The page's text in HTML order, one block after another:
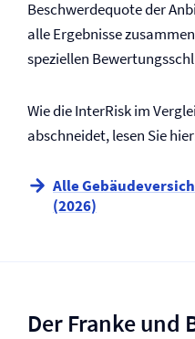
Beschwerdequote der
alle Ergebnisse
speziellen
Wie die InterRisk im
abschneidet, lesen Sie
Alle
(2026)
Der Franke und